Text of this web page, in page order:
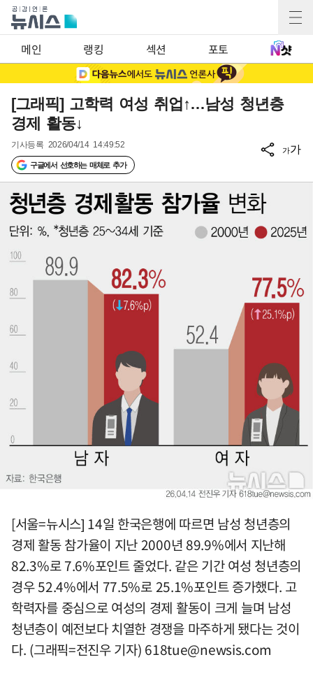
메인 랭킹 섹션 포토
[그래픽] 고학력 여성 취업↑…남성 청년층
경제 활동↓
기사등록 2026/04/14 14:49:52
구글에서 선호하는 매체로 추가
가가
[서울=뉴시스] 14일 한국은행에 따르면 남성 청년층의
경제 활동 참가율이 지난 2000년 89.9%에서 지난해
82.3%로 7.6%포인트 줄었다. 같은 기간 여성 청년층의
경우 52.4%에서 77.5%로 25.1%포인트 증가했다. 고
학력자를 중심으로 여성의 경제 활동이 크게 늘며 남성
청년층이 예전보다 치열한 경쟁을 마주하게 됐다는 것이
다. (그래픽=전진우 기자) 618tue@newsis.com